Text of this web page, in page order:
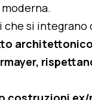
si